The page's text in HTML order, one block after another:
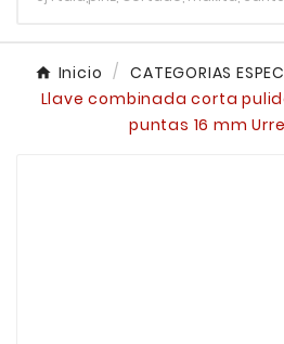
Inicio CATEGORIAS
Llave combinada corta
puntas 16 mm